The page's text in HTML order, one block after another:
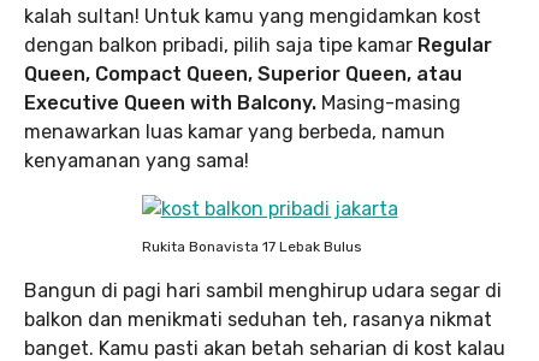
kalah sultan! Untuk kamu yang mengidamkan kost
dengan balkon pribadi, pilih saja tipe kamar Regular
Queen, Compact Queen, Superior Queen, atau
Executive Queen with Balcony. Masing-masing
menawarkan luas kamar yang berbeda, namun
kenyamanan yang sama!
Rukita Bonavista 17 Lebak Bulus
Bangun di pagi hari sambil menghirup udara segar di
balkon dan menikmati seduhan teh, rasanya nikmat
banget. Kamu pasti akan betah seharian di kost kalau